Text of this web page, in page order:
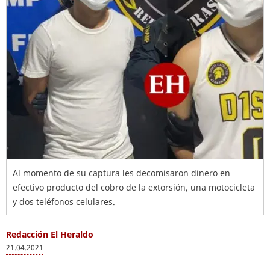
Al momento de su captura les decomisaron dinero en
efectivo producto del cobro de la extorsión, una motocicleta
y dos teléfonos celulares.
Redacción El Heraldo
21.04.2021